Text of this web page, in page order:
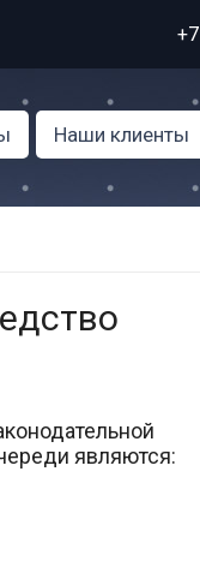
Наши клиенты
являются: